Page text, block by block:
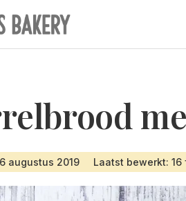
augustus 2019 Laatst bewerkt: